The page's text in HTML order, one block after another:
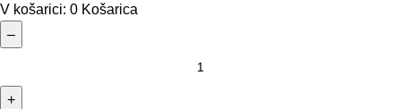
V košarici: 0 Košarica
–
+